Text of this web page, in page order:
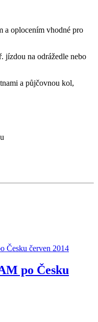
a oplocením vhodné pro
jízdou na odrážedle nebo
a půjčovnou kol,
Česku červen 2014
po Česku